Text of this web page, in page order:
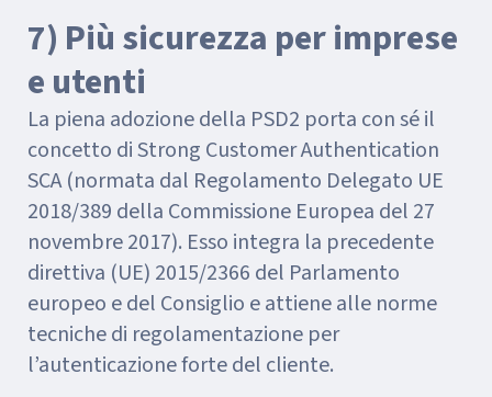
7) Più sicurezza per imprese
e utenti
La piena adozione della PSD2 porta con sé il
concetto di Strong Customer Authentication
SCA (normata dal Regolamento Delegato UE
2018/389 della Commissione Europea del 27
novembre 2017). Esso integra la precedente
direttiva (UE) 2015/2366 del Parlamento
europeo e del Consiglio e attiene alle norme
tecniche di regolamentazione per
l’autenticazione forte del cliente.